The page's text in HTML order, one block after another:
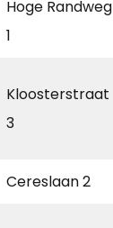
Hoge Randweg
1
Kloosterstraat
3
Cereslaan 2